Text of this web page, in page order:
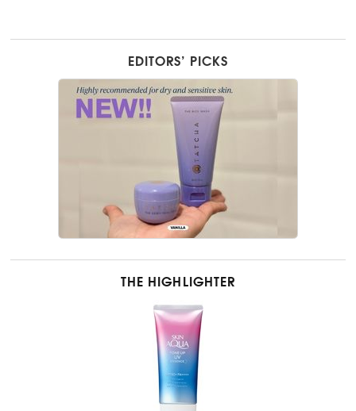
EDITORS’ PICKS
THE HIGHLIGHTER